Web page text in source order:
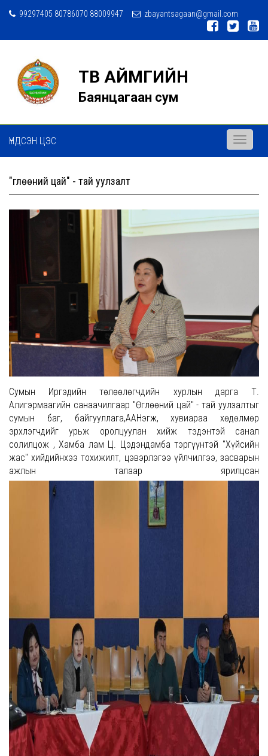
99297405 80786070 88009947 zbayantsagaan@gmail.com
ТӨВ АЙМГИЙН
Баянцагаан сум
ҮНДСЭН ЦЭС
Toggle
"Өглөөний цай" - тай уулзалт
Сумын Иргэдийн төлөөлөгчдийн хурлын дарга Т.
Алигэрмаагийн санаачилгаар "Өглөөний цай" - тай уулзалтыг
сумын баг, байгууллага,ААНэгж, хувиараа хөдөлмөр
эрхлэгчдийг урьж оролцуулан хийж тэдэнтэй санал
солилцож , Хамба лам Ц. Цэдэндамба тэргүүнтэй "Хүйсийн
жас" хийдийнхээ тохижилт, цэвэрлэгээ үйлчилгээ, засварын
ажлын талаар ярилцсан